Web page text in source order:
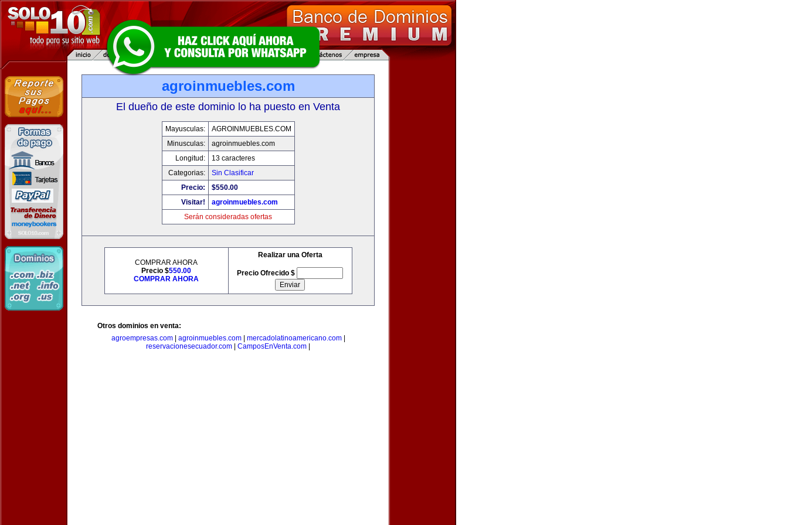
agroinmuebles.com
El dueño de este dominio lo ha puesto en Venta
Mayusculas:
AGROINMUEBLES.COM
Minusculas:
agroinmuebles.com
Longitud:
13 caracteres
Categorias:
Sin Clasificar
Precio:
$550.00
Visitar!
agroinmuebles.com
Serán consideradas ofertas
COMPRAR AHORA
Precio $550.00
COMPRAR AHORA
Realizar una Oferta
Precio Ofrecido $
Otros dominios en venta:
agroempresas.com| agroinmuebles.com| mercadolatinoamericano.com|
reservacionesecuador.com
CamposEnVenta.com